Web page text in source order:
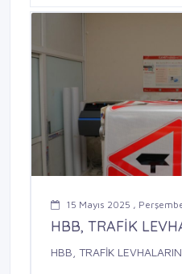
15 Mayıs 2025 ,
HBB, TRAFİK
HBB, TRAFİK